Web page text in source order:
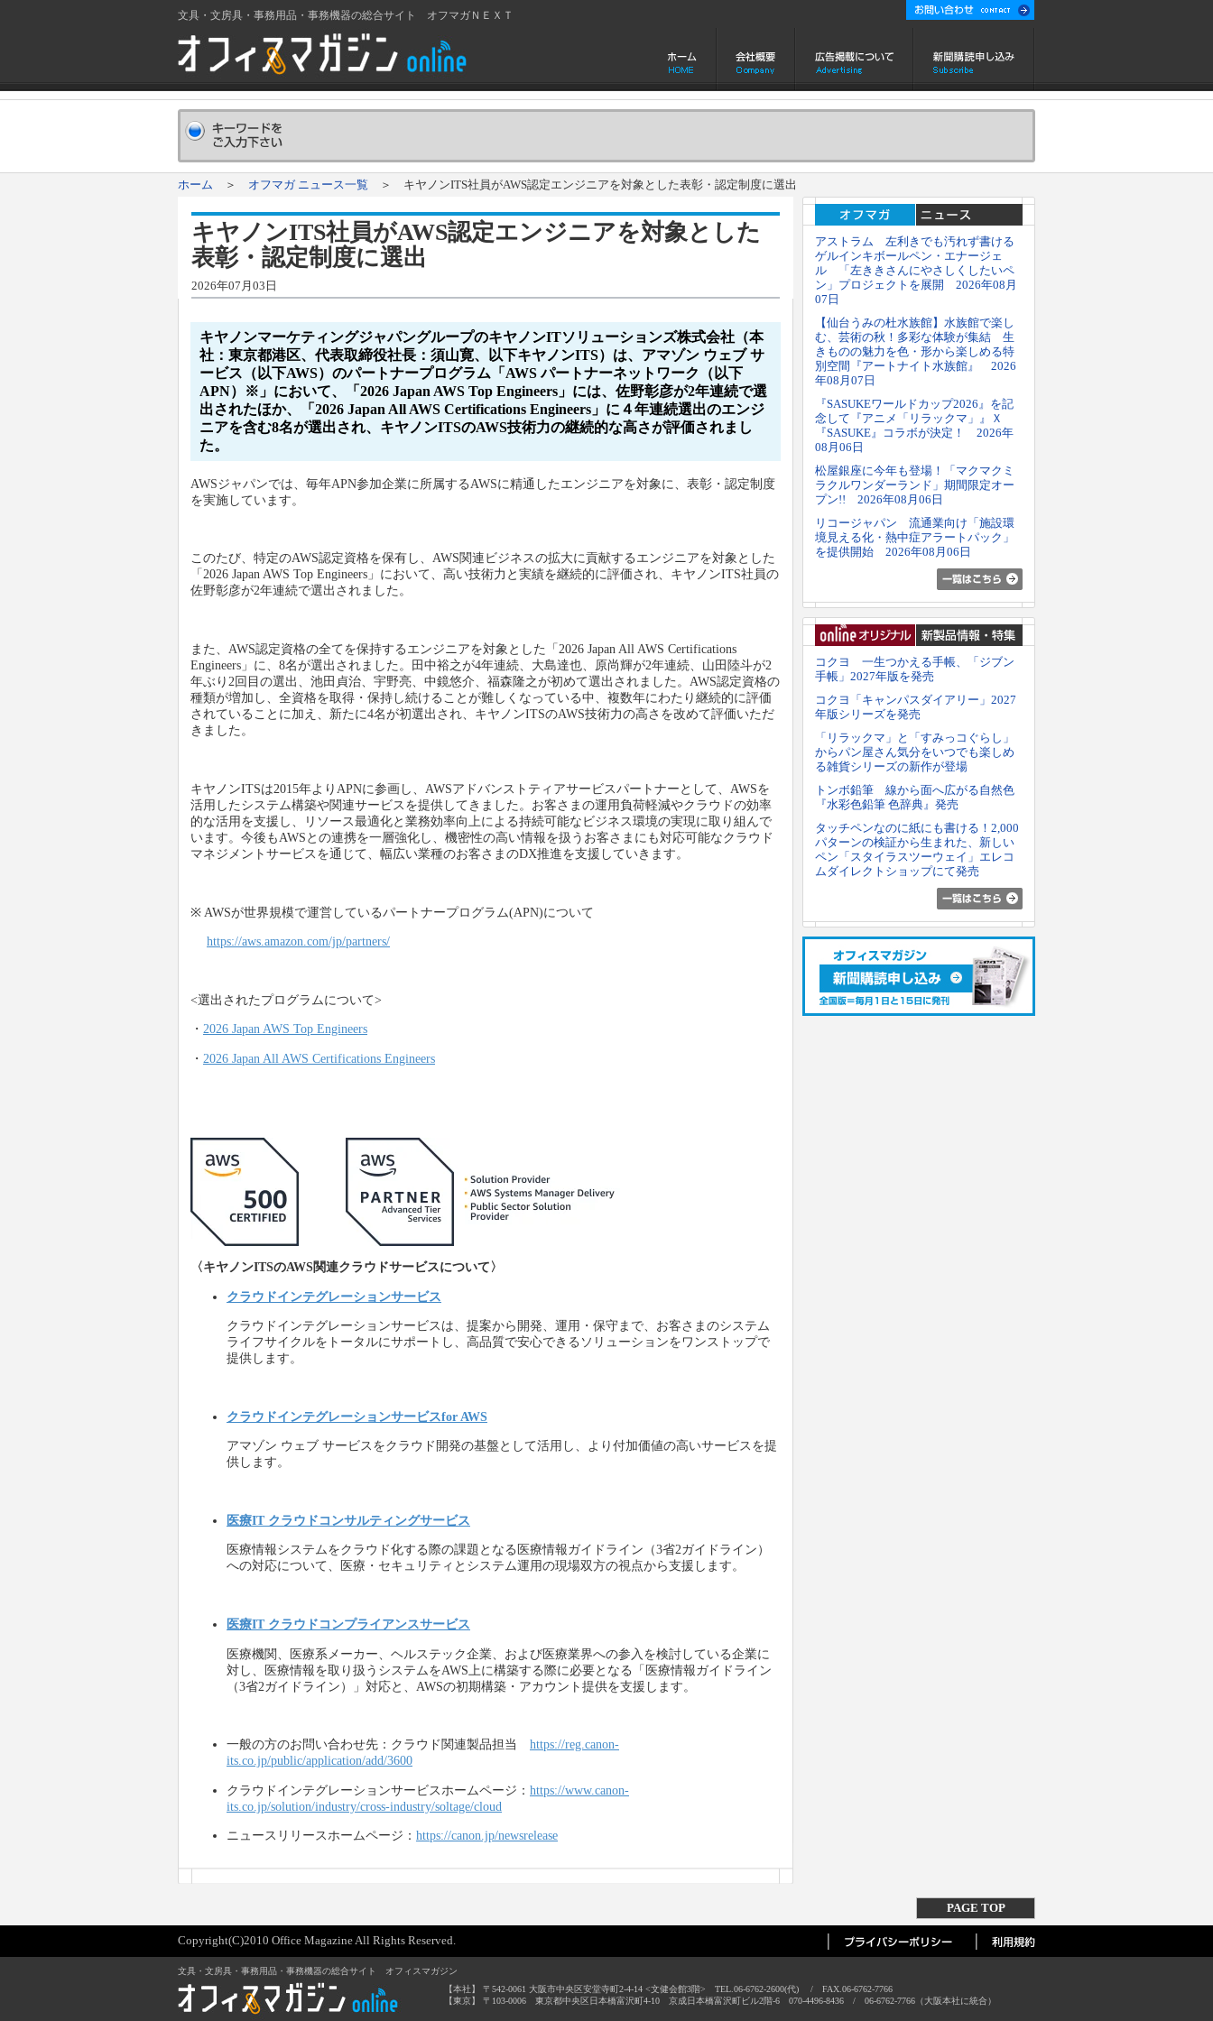
文具・文房具・事務用品・事務機器の総合サイト オフマガＮＥＸＴ
ホーム ＞ オフマガ ニュース一覧 ＞ キヤノンITS社員がAWS認定エンジニアを対象とした表彰・認定制度に選出
キヤノンITS社員がAWS認定エンジニアを対象とした
表彰・認定制度に選出
2026年07月03日
キヤノンマーケティングジャパングループのキヤノンITソリューションズ株式会社（本
社：東京都港区、代表取締役社長：須山寛、以下キヤノンITS）は、アマゾン ウェブ サ
ービス（以下AWS）のパートナープログラム「AWS パートナーネットワーク（以下
APN）※」において、「2026 Japan AWS Top Engineers」には、佐野彰彦が2年連続で選
出されたほか、「2026 Japan All AWS Certifications Engineers」に４年連続選出のエンジ
ニアを含む8名が選出され、キヤノンITSのAWS技術力の継続的な高さが評価されまし
た。
AWSジャパンでは、毎年APN参加企業に所属するAWSに精通したエンジニアを対象に、表彰・認定制度
を実施しています。
このたび、特定のAWS認定資格を保有し、AWS関連ビジネスの拡大に貢献するエンジニアを対象とした
「2026 Japan AWS Top Engineers」において、高い技術力と実績を継続的に評価され、キヤノンITS社員の
佐野彰彦が2年連続で選出されました。
また、AWS認定資格の全てを保持するエンジニアを対象とした「2026 Japan All AWS Certifications
Engineers」に、8名が選出されました。田中裕之が4年連続、大島達也、原尚輝が2年連続、山田陸斗が2
年ぶり2回目の選出、池田貞治、宇野亮、中鏡悠介、福森隆之が初めて選出されました。AWS認定資格の
種類が増加し、全資格を取得・保持し続けることが難しくなっている中、複数年にわたり継続的に評価
されていることに加え、新たに4名が初選出され、キヤノンITSのAWS技術力の高さを改めて評価いただ
きました。
キヤノンITSは2015年よりAPNに参画し、AWSアドバンストティアサービスパートナーとして、AWSを
活用したシステム構築や関連サービスを提供してきました。お客さまの運用負荷軽減やクラウドの効率
的な活用を支援し、リソース最適化と業務効率向上による持続可能なビジネス環境の実現に取り組んで
います。今後もAWSとの連携を一層強化し、機密性の高い情報を扱うお客さまにも対応可能なクラウド
マネジメントサービスを通じて、幅広い業種のお客さまのDX推進を支援していきます。
※ AWSが世界規模で運営しているパートナープログラム(APN)について
https://aws.amazon.com/jp/partners/
<選出されたプログラムについて>
・ 2026 Japan AWS Top Engineers
・ 2026 Japan All AWS Certifications Engineers
〈キヤノンITSのAWS関連クラウドサービスについて〉
クラウドインテグレーションサービス
クラウドインテグレーションサービスは、提案から開発、運用・保守まで、お客さまのシステム
ライフサイクルをトータルにサポートし、高品質で安心できるソリューションをワンストップで
提供します。
クラウドインテグレーションサービスfor AWS
アマゾン ウェブ サービスをクラウド開発の基盤として活用し、より付加価値の高いサービスを提
供します。
医療IT クラウドコンサルティングサービス
医療情報システムをクラウド化する際の課題となる医療情報ガイドライン（3省2ガイドライン）
への対応について、医療・セキュリティとシステム運用の現場双方の視点から支援します。
医療IT クラウドコンプライアンスサービス
医療機関、医療系メーカー、ヘルステック企業、および医療業界への参入を検討している企業に
対し、医療情報を取り扱うシステムをAWS上に構築する際に必要となる「医療情報ガイドライン
（3省2ガイドライン）」対応と、AWSの初期構築・アカウント提供を支援します。
一般の方のお問い合わせ先：クラウド関連製品担当 https://reg.canon-
its.co.jp/public/application/add/3600
クラウドインテグレーションサービスホームページ： https://www.canon-
its.co.jp/solution/industry/cross-industry/soltage/cloud
ニュースリリースホームページ： https://canon.jp/newsrelease
アストラム 左利きでも汚れず書ける
ゲルインキボールペン・エナージェ
ル 「左ききさんにやさしくしたいペ
ン」プロジェクトを展開 2026年08月
07日
【仙台うみの杜水族館】水族館で楽し
む、芸術の秋！多彩な体験が集結 生
きものの魅力を色・形から楽しめる特
別空間『アートナイト水族館』 2026
年08月07日
『SASUKEワールドカップ2026』を記
念して『アニメ「リラックマ」』Ｘ
『SASUKE』コラボが決定！ 2026年
08月06日
松屋銀座に今年も登場！「マクマクミ
ラクルワンダーランド」期間限定オー
プン!! 2026年08月06日
リコージャパン 流通業向け「施設環
境見える化・熱中症アラートパック」
を提供開始 2026年08月06日
コクヨ 一生つかえる手帳、「ジブン
手帳」2027年版を発売
コクヨ「キャンパスダイアリー」2027
年版シリーズを発売
「リラックマ」と「すみっコぐらし」
からパン屋さん気分をいつでも楽しめ
る雑貨シリーズの新作が登場
トンボ鉛筆 線から面へ広がる自然色
『水彩色鉛筆 色辞典』発売
タッチペンなのに紙にも書ける！2,000
パターンの検証から生まれた、新しい
ペン「スタイラスツーウェイ」エレコ
ムダイレクトショップにて発売
PAGE TOP
Copyright(C)2010 Office Magazine All Rights Reserved.
文具・文房具・事務用品・事務機器の総合サイト オフィスマガジン
【本社】 〒542-0061 大阪市中央区安堂寺町2-4-14 <文健会館3階> TEL.06-6762-2600(代) / FAX.06-6762-7766
【東京】 〒103-0006 東京都中央区日本橋富沢町4-10 京成日本橋富沢町ビル2階-6 070-4496-8436 / 06-6762-7766（大阪本社に統合）